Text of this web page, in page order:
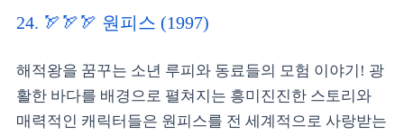
24. 🏹🏹🏹 원피스 (1997)
해적왕을 꿈꾸는 소년 루피와 동료들의 모험 이야기! 광
활한 바다를 배경으로 펼쳐지는 흥미진진한 스토리와
매력적인 캐릭터들은 원피스를 전 세계적으로 사랑받는